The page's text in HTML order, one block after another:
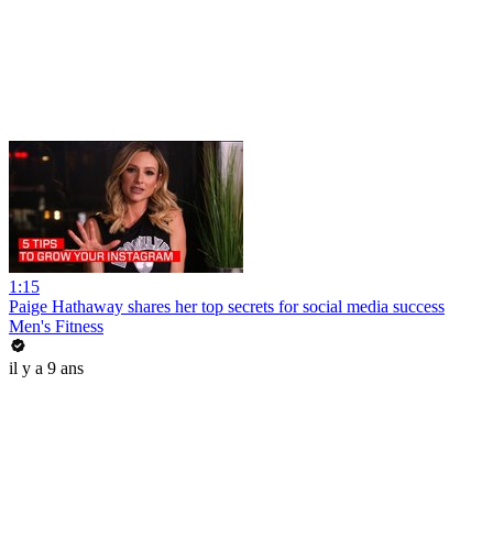
1:15
Paige Hathaway shares her top secrets for social media success
Men's Fitness
il y a 9 ans